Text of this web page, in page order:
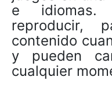
e idiomas.
reproducir,
contenido
y pueden
cualquier